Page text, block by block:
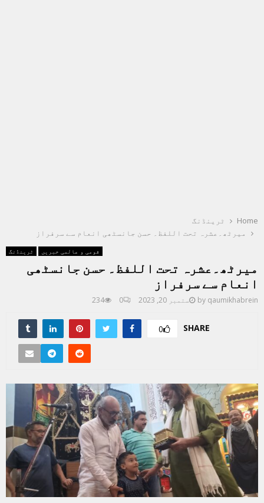
Home
ٹرینڈنگ
میرٹھ۔عشرہ تحت اللفظ۔ حسن جانسٹھی انعام سے سرفراز
ٹرینڈنگ قومی و عالمی خبریں
میرٹھ۔عشرہ تحت اللفظ۔ حسن جانسٹھی
انعام سے سرفراز
by qaumikhabrein ستمبر 20, 2023 0
234
SHARE
0